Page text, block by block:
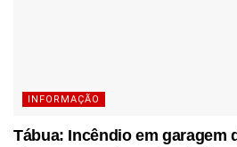
INFORMAÇÃO
Tábua: Incêndio em garagem